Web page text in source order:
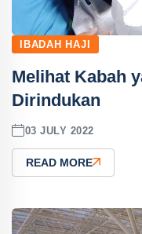
IBADAH HAJI
Melihat Kabah
Dirindukan
03 JULY 2022
READ MORE